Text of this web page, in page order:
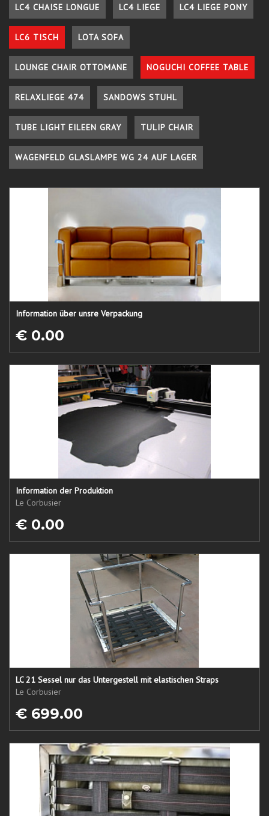
LC4 CHAISE LONGUE LC4 LIEGE LC4 LIEGE PONY
LC6 TISCH LOTA SOFA
LOUNGE CHAIR OTTOMANE NOGUCHI COFFEE TABLE
RELAXLIEGE 474 SANDOWS STUHL
TUBE LIGHT EILEEN GRAY TULIP CHAIR
WAGENFELD GLASLAMPE WG 24 AUF LAGER
Information über unsre Verpackung
€ 0.00
Information der Produktion
Le Corbusier
€ 0.00
LC 21 Sessel nur das Untergestell mit elastischen Straps
Le Corbusier
€ 699.00